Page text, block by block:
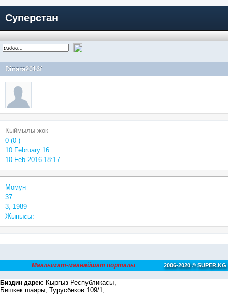
Суперстан
Dinara2016f
Кыймылы жок
0 (0 )
10 February 16
10 Feb 2016 18:17
Момун
37
3, 1989
Жынысы:
Маалымат-маанайшат порталы 2006-2020 © SUPER.KG
Биздин дарек: Кыргыз Республикасы,
Бишкек шаары, Турусбеков 109/1,